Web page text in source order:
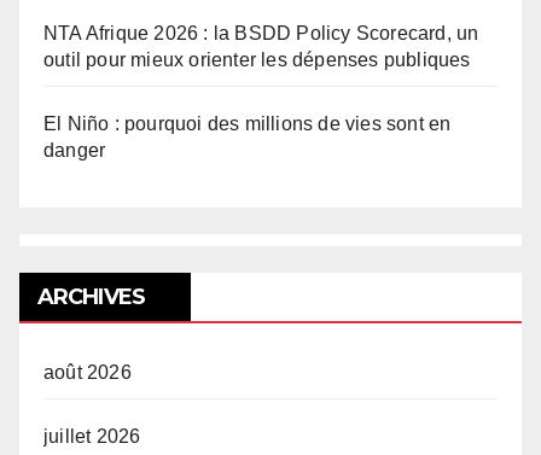
NTA Afrique 2026 : la BSDD Policy Scorecard, un
outil pour mieux orienter les dépenses publiques
El Niño : pourquoi des millions de vies sont en
danger
ARCHIVES
août 2026
juillet 2026